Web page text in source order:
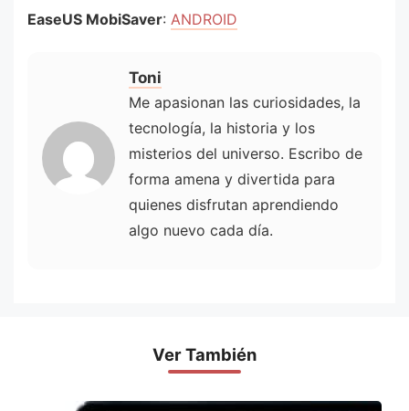
EaseUS MobiSaver: ANDROID
Toni
Me apasionan las curiosidades, la
tecnología, la historia y los
misterios del universo. Escribo de
forma amena y divertida para
quienes disfrutan aprendiendo
algo nuevo cada día.
Ver También